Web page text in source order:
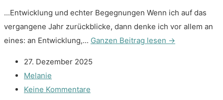
...Entwicklung und echter Begegnungen Wenn ich auf das
vergangene Jahr zurückblicke, dann denke ich vor allem an
eines: an Entwicklung,... Ganzen Beitrag lesen →
27. Dezember 2025
Melanie
Keine Kommentare